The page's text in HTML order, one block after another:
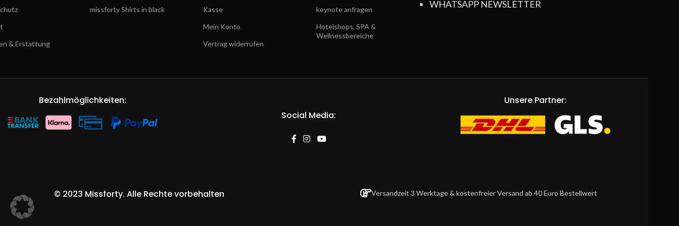
& Erstattung
missforty Shirts in black
Kasse
Mein Konto
Vertrag widerrufen
keynote anfragen
Hotelshops, SPA &
Wellnessbereiche
WHATSAPP NEWSLETTER
Bezahlmöglichkeiten:
Social Media:
Unsere Partner:
© 2023 Missforty. Alle Rechte vorbehalten Versandzeit 3 Werktage & kostenfreier Versand ab 40 Euro Bestellwert